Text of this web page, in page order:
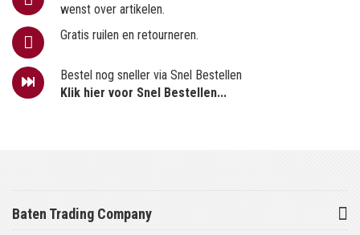
wenst over artikelen.
Gratis ruilen en retourneren.
Bestel nog sneller via Snel Bestellen
Klik hier voor Snel Bestellen...
Baten Trading Company